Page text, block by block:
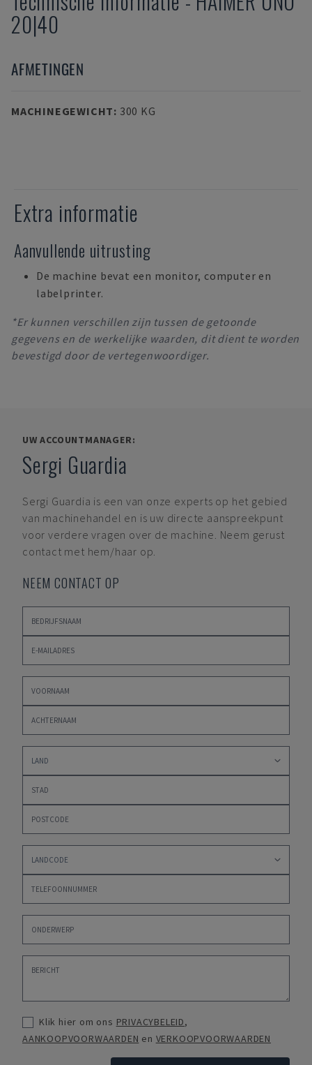
20|40
AFMETINGEN
MACHINEGEWICHT: 300 KG
Extra informatie
Aanvullende uitrusting
De machine bevat een monitor, computer en
labelprinter.
*Er kunnen verschillen zijn tussen de getoonde
gegevens en de werkelijke waarden, dit dient te worden
bevestigd door de vertegenwoordiger.
UW ACCOUNTMANAGER:
Sergi Guardia
Sergi Guardia is een van onze experts op het gebied
van machinehandel en is uw directe aanspreekpunt
voor verdere vragen over de machine. Neem gerust
contact met hem/haar op.
NEEM CONTACT OP
Klik hier om ons PRIVACYBELEID,
AANKOOPVOORWAARDEN en VERKOOPVOORWAARDEN